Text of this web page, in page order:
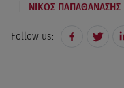
ΝΙΚΟΣ ΠΑΠΑΘΑΝΑΣΗΣ
Follow us: